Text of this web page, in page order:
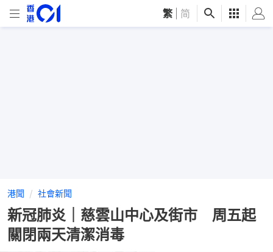
繁 简
港聞 社會新聞
新冠肺炎｜慈雲山中心及街市 周五起
關閉兩天清潔消毒